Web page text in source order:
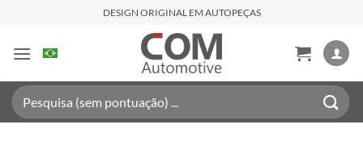
contenido
DESIGN ORIGINAL EM AUTOPEÇAS
Buscar
por: